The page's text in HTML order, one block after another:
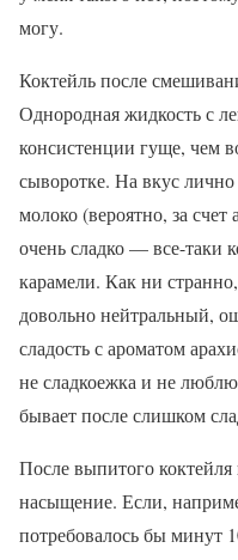
могу.
Коктейль после
Однородная жидкость с
консистенции гуще, чем
сыворотке. На вкус
молоко (вероятно, за
очень сладко — все-таки
карамели. Как ни
довольно нейтральный,
сладость с ароматом
не сладкоежка и не
бывает после слишком
После выпитого коктейля
насыщение. Если,
потребовалось бы минут